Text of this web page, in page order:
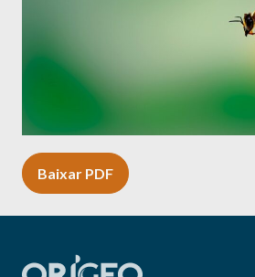
Baixar PDF